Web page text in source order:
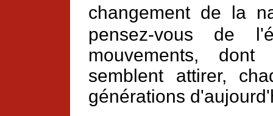
changement de la
pensez-vous de
mouvements,
semblent attirer,
générations